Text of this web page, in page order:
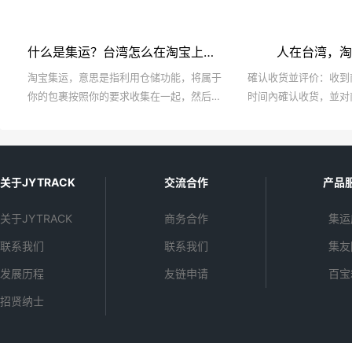
什么是集运？台湾怎么在淘宝上买买买？
淘宝集运，意思是指利用仓储功能，将属于
你的包裹按照你的要求收集在一起，然后合
多，淘宝集运的流程是什么呢？我们今天就
人在台湾，
確认收货並评价：收
时间內確认收货，並
关于JYTRACK
关于JYTRACK
联系我们
发展历程
招贤纳士
交流合作
商务合作
联系我们
友链申请
产品
集
集
百